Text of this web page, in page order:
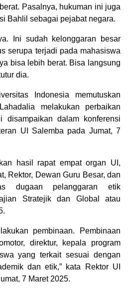
Pasalnya, hukuman ini juga
Bahlil sebagai pejabat negara.
Ini sudah kelonggaran besar
serupa terjadi pada mahasiswa
bisa lebih berat. Bisa langsung
dia.
Indonesia memutuskan
melakukan perbaikan
disampaikan dalam konferensi
UI Salemba pada Jumat, 7
hasil rapat empat organ UI,
Rektor, Dewan Guru Besar, dan
dugaan pelanggaran etik
Stratejik dan Global atau
pembinaan. Pembinaan
direktur, kepala program
yang terkait sesuai dengan
dan etik,” kata Rektor UI
7 Maret 2025.